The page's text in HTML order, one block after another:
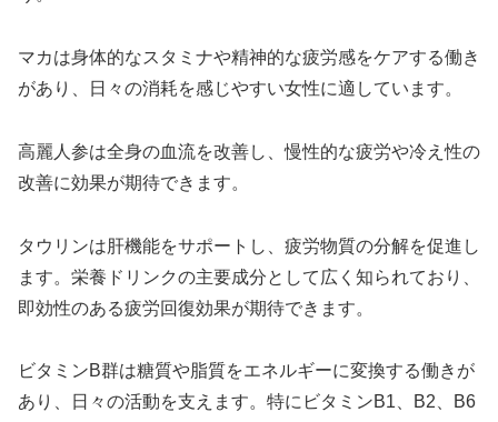
マカは身体的なスタミナや精神的な疲労感をケアする働き
があり、日々の消耗を感じやすい女性に適しています。
高麗人参は全身の血流を改善し、慢性的な疲労や冷え性の
改善に効果が期待できます。
タウリンは肝機能をサポートし、疲労物質の分解を促進し
ます。栄養ドリンクの主要成分として広く知られており、
即効性のある疲労回復効果が期待できます。
ビタミンB群は糖質や脂質をエネルギーに変換する働きが
あり、日々の活動を支えます。特にビタミンB1、B2、B6